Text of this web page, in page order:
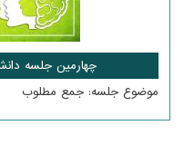
چهارمین جلسه
موضوع جلسه: جمع مطلوب